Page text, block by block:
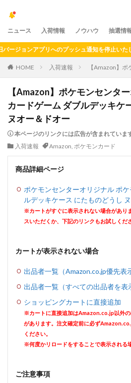
ニュース 入荷情報 ノウハウ 抽選情
ンアプリへのプッシュ通知を停止いたします
HOME 入荷速報 【Amazon】
【Amazon】ポケモンセンタ
カードゲーム ダブルデッキケ
ヌオー＆ドオー
本ページのリンクには広告が含まれていま
入荷速報
Amazon, ポケモンカード
商品詳細ページ
ポケモンセンターオリジナル ポ
ルデッキケース にたものどうし
※カートがすぐに表示されない場合があり
スいただくか、下記のリンクもお試しくだ
カートが表示されない場合
出品者一覧（Amazon.co.jp優先表
出品者一覧（すべての出品者を表
ショッピングカートに直接追加
※カートに直接追加はAmazon.co.jp以外
があります。注文確定前に必ず
ください。
※何度かリロードをすることで表示される
ご注意事項